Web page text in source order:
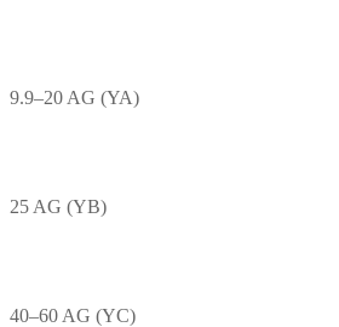
9.9–20 AG (YA)
25 AG (YB)
40–60 AG (YC)